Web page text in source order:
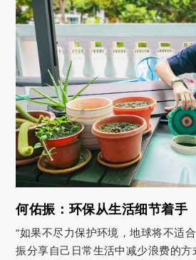
何佑振：环保从生活细节着手
“如果不尽力保护环境，地球将不适
振分享自己日常生活中减少浪费的